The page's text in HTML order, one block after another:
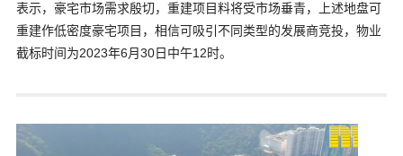
表示，豪宅市场需求殷切，重建项目料将受市场垂青，上述地盘可
重建作低密度豪宅项目，相信可吸引不同类型的发展商竞投，物业
截标时间为2023年6月30日中午12时。